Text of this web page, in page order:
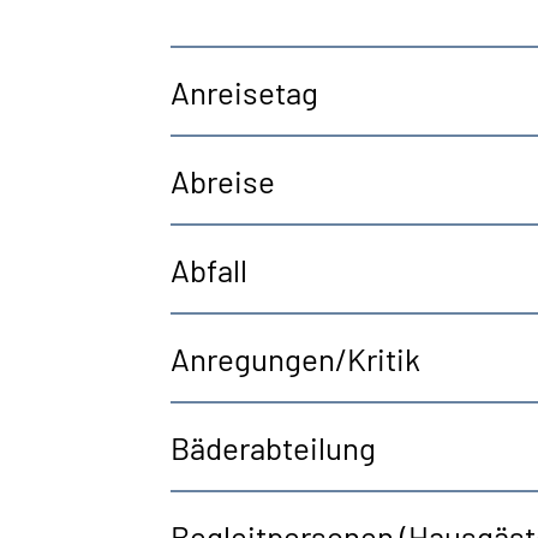
Anreisetag
Abreise
Abfall
Anregungen/Kritik
Bäderabteilung